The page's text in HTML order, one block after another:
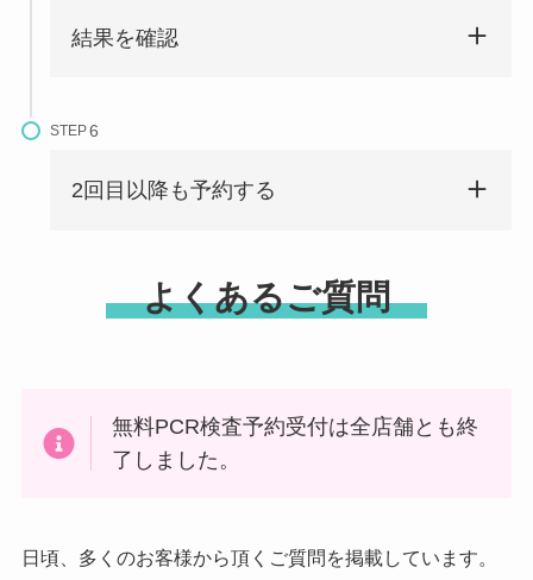
結果を確認
STEP
2回目以降も予約する
よくあるご質問
無料PCR検査予約受付は全店舗とも終
了しました。
日頃、多くのお客様から頂くご質問を掲載しています。